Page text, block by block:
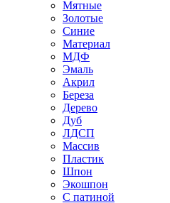
Мятные
Золотые
Синие
Материал
МДФ
Эмаль
Акрил
Береза
Дерево
Дуб
ЛДСП
Массив
Пластик
Шпон
Экошпон
С патиной